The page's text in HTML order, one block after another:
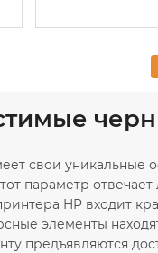
свои уникальные
параметр
HP входит
элементы
предъявляются